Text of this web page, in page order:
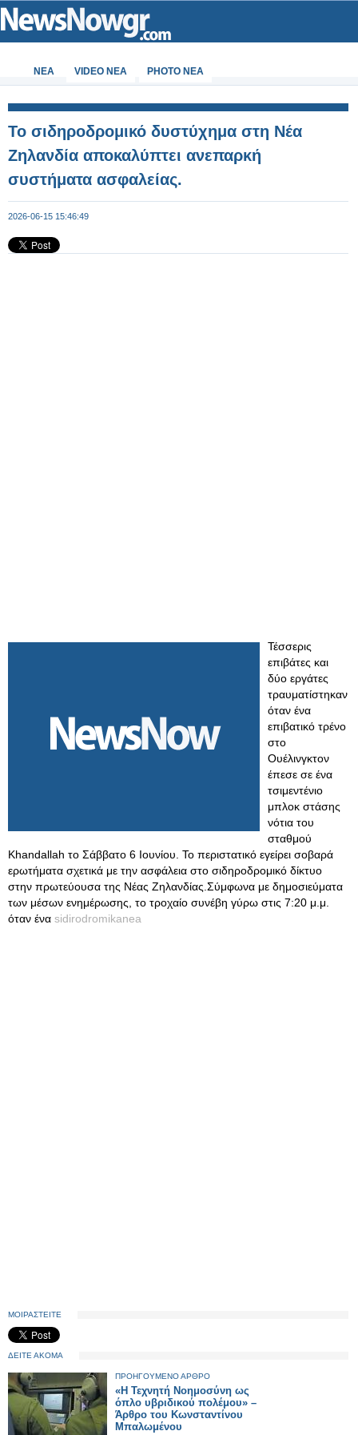
ΝΕΑ VIDEO NEA PHOTO NEA
Το σιδηροδρομικό δυστύχημα στη Νέα
Ζηλανδία αποκαλύπτει ανεπαρκή
συστήματα ασφαλείας.
2026-06-15 15:46:49
Τέσσερις
επιβάτες και
δύο εργάτες
τραυματίστηκαν
όταν ένα
επιβατικό τρένο
στο
Ουέλινγκτον
έπεσε σε ένα
τσιμεντένιο
μπλοκ στάσης
νότια του
σταθμού
Khandallah το Σάββατο 6 Ιουνίου. Το περιστατικό εγείρει σοβαρά
ερωτήματα σχετικά με την ασφάλεια στο σιδηροδρομικό δίκτυο
στην πρωτεύουσα της Νέας Ζηλανδίας.Σύμφωνα με δημοσιεύματα
των μέσων ενημέρωσης, το τροχαίο συνέβη γύρω στις 7:20 μ.μ.
όταν ένα sidirodromikanea
ΜΟΙΡΑΣΤΕΙΤΕ
ΔΕΙΤΕ ΑΚΟΜΑ
ΠΡΟΗΓΟΥΜΕΝΟ ΑΡΘΡΟ
«Η Τεχνητή Νοημοσύνη ως
όπλο υβριδικού πολέμου» –
Άρθρο του Κωνσταντίνου
Μπαλωμένου